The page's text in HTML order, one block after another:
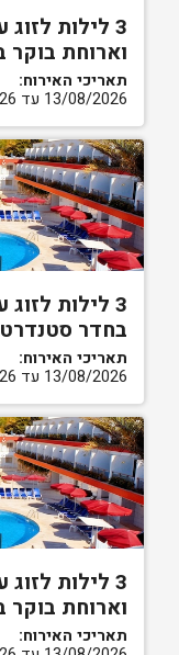
3 לילות
וארוחת
תאריכי האירוח:
13/08/2026 עד 16/08/2026
3 לילות
בחדר סטנדרט
תאריכי האירוח:
13/08/2026 עד 16/08/2026
3 לילות
וארוחת בוקר
תאריכי האירוח: